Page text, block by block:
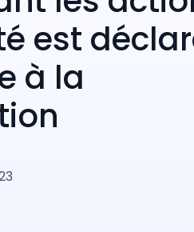
est
à la